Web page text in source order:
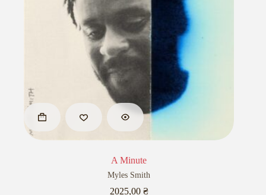
A Minute
Myles Smith
2025,00 ₴